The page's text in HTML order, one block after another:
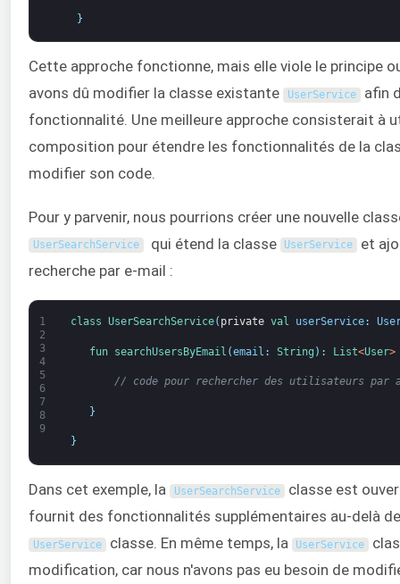
}
Cette approche fonctionne, mais elle viole le principe
avons dû modifier la classe existante
UserService afin
fonctionnalité. Une meilleure approche consisterait à
composition pour étendre les fonctionnalités de la
modifier son code.
Pour y parvenir, nous pourrions créer une nouvelle
UserSearchService qui étend la classe UserService
et
recherche par e-mail :
1
2
3
4
5
6
7
8
9
class UserSearchService( private val userService:
fun searchUsersByEmail (email : String ) : List<User>
// code pour rechercher des utilisateurs par
}
}
Dans cet exemple, la UserSearchService classe est
fournit des fonctionnalités supplémentaires au-delà
UserService classe. En même temps, la UserService
modification, car nous n'avons pas eu besoin de